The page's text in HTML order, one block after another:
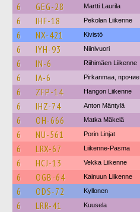
6 GEG-28 Martti Laurila
6 IHF-18 Pekolan Liikenne
6 NX-421 Kivistö
6 IYH-93 Niinivuori
6 IN-6 Riihimäen Liikenne
6 IA-6 Pirkanmaa, прочие
6 ZFP-14 Hangon Liikenne
6 IHZ-74 Anton Mäntylä
6 OH-666 Matka Mäkelä
6 NU-561 Porin Linjat
6 LRX-67 Liikenne-Pasma
6 HCJ-13 Vekka Liikenne
6 OGB-64 Kainuun Liikenne
6 ODS-72 Kyllonen
6 LRR-41 Kuusela